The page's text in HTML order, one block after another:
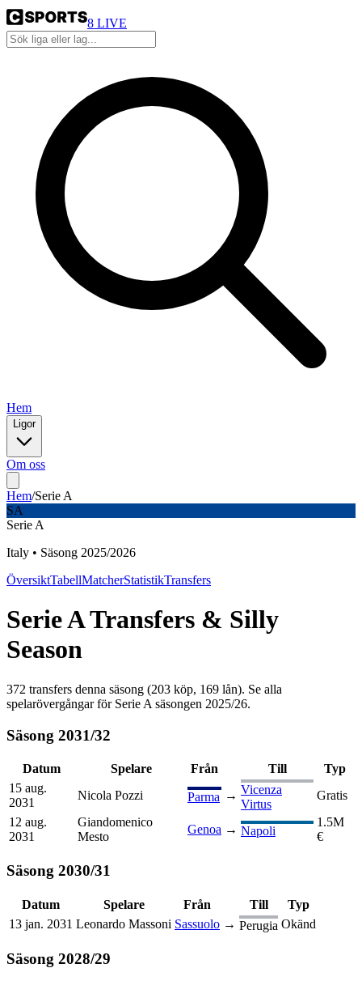
8 LIVE
Hem
Ligor
Om oss
Hem/Serie A
SA
Serie A
Italy • Säsong 2025/2026
ÖversiktTabellMatcherStatistikTransfers
Serie ATransfers & Silly
Season
372 transfers denna säsong (203 köp, 169 lån). Se alla
spelarövergångar för Serie A säsongen 2025/26.
Säsong 2031/32
Datum Spelare Från Till
Typ
15 aug.
2031
Nicola Pozzi Parma → Vicenza
Virtus
Gratis
12 aug.
2031
Giandomenico
Mesto
Genoa → Napoli
1.5M
€
Säsong 2030/31
Datum Spelare Från Till
Typ
13 jan. 2031 Leonardo Massoni Sassuolo → Perugia Okänd
Säsong 2028/29